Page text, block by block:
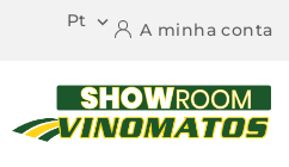
Pt  A minha conta